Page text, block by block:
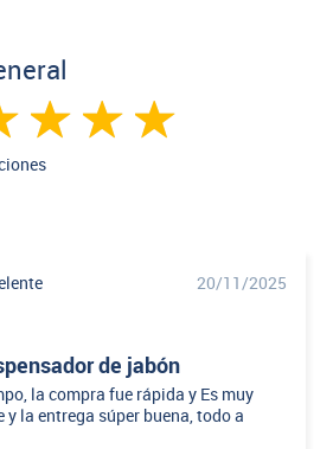
20/11/2025
de jabón
la compra fue rápida y Es muy
la entrega súper buena, todo a